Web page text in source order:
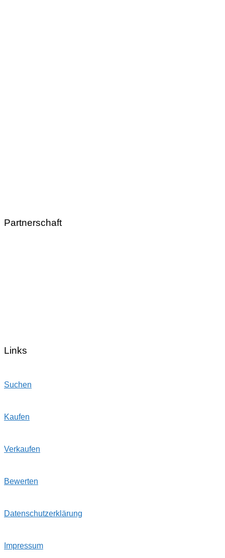
Partnerschaft
Links
Suchen
Kaufen
Verkaufen
Bewerten
Datenschutzerklärung
Impressum